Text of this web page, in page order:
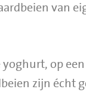
van
op
zijn écht